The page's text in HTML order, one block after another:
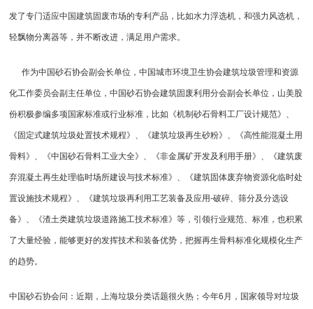
发了专门适应中国建筑固废市场的专利产品，比如水力浮选机 ，和强力风选机，
轻飘物分离器等，并不断改进，满足用户需求。
作为中国砂石协会副会长单位，中国城市环境卫生协会建筑垃圾管理和资源
化工作委员会副主任单位，中国砂石协会建筑固废利用分会副会长单位，山美股
份积极参编多项国家标准或行业标准，比如《机制砂石骨料工厂设计规范》、
《固定式建筑垃圾处置技术规程》、《建筑垃圾再生砂粉》、《高性能混凝土用
骨料》、《中国砂石骨料工业大全》、《非金属矿开发及利用手册》、《建筑废
弃混凝土再生处理临时场所建设与技术标准》、《建筑固体废弃物资源化临时处
置设施技术规程》、《建筑垃圾再利用工艺装备及应用-破碎、筛分及分选设
备》、《渣土类建筑垃圾道路施工技术标准》等，引领行业规范、标准，也积累
了大量经验，能够更好的发挥技术和装备优势，把握再生骨料标准化规模化生产
的趋势。
中国砂石协会问：近期，上海垃圾分类话题很火热；今年6月，国家领导对垃圾